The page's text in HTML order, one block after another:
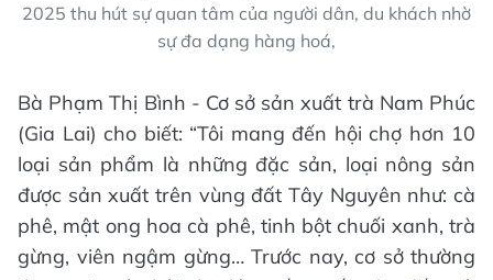
2025 thu hút sự quan tâm của người dân, du khách nhờ
sự đa dạng hàng hoá,
Bà Phạm Thị Bình - Cơ sở sản xuất trà Nam Phúc
(Gia Lai) cho biết: “Tôi mang đến hội chợ hơn 10
loại sản phẩm là những đặc sản, loại nông sản
được sản xuất trên vùng đất Tây Nguyên như: cà
phê, mật ong hoa cà phê, tinh bột chuối xanh, trà
gừng, viên ngậm gừng… Trước nay, cơ sở thường